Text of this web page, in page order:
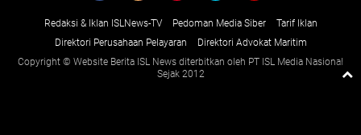
Redaksi & Iklan ISLNews-TV Pedoman Media Siber
Tarif Iklan
Direktori Perusahaan Pelayaran
Direktori Advokat Maritim
Copyright © Website Berita ISL News diterbitkan oleh PT ISL Media Nasional
Sejak 2012